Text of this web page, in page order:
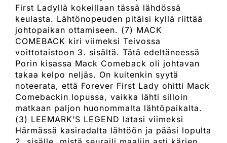
First Ladyllä kokeillaan tässä lähdössä
keulasta. Lähtönopeuden pitäisi kyllä riittää
johtopaikan ottamiseen. (7) MACK
COMEBACK kiri viimeksi Teivossa
voittotaistoon 3. sisältä. Tätä edeltäneessä
Porin kisassa Mack Comeback oli johtavan
takaa kelpo neljäs. On kuitenkin syytä
noteerata, että Forever First Lady ohitti Mack
Comebackin lopussa, vaikka lähti silloin
matkaan paljon huonommalta lähtöpaikalta.
(3) LEEMARK’S LEGEND latasi viimeksi
Härmässä kasiradalta lähtöön ja pääsi lopulta